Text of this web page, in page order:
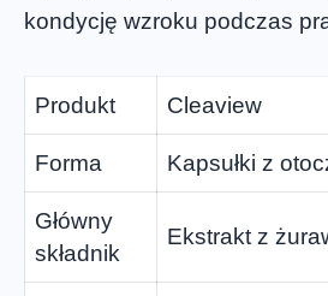
kondycję wzroku podczas
Produkt Cleaview
Forma Kapsułki z
Główny
składnik
Ekstrakt z